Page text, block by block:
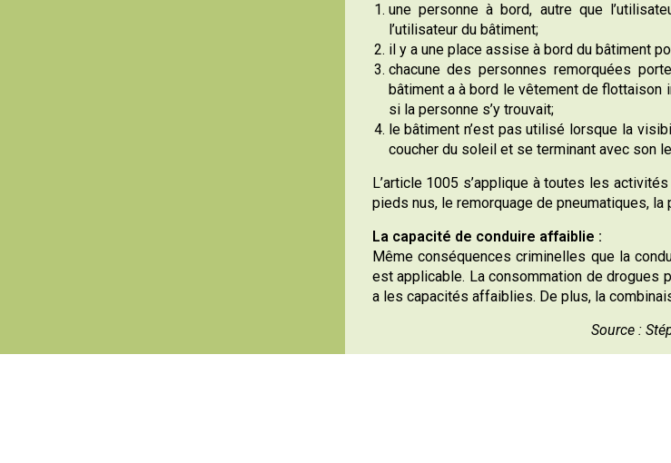
une personne à bord, autre que
l’utilisateur du bâtiment;
il y a une place assise à bord du bâtiment
chacune des personnes remorquées
bâtiment a à bord le vêtement de
si la personne s’y trouvait;
le bâtiment n’est pas utilisé lorsque la
coucher du soleil et se terminant avec son
L’article 1005 s’applique à toutes les
pieds nus, le remorquage de pneumatiques,
La capacité de conduire affaiblie :
Même conséquences criminelles que la
est applicable. La consommation de drogues
a les capacités affaiblies. De plus, la
Source :